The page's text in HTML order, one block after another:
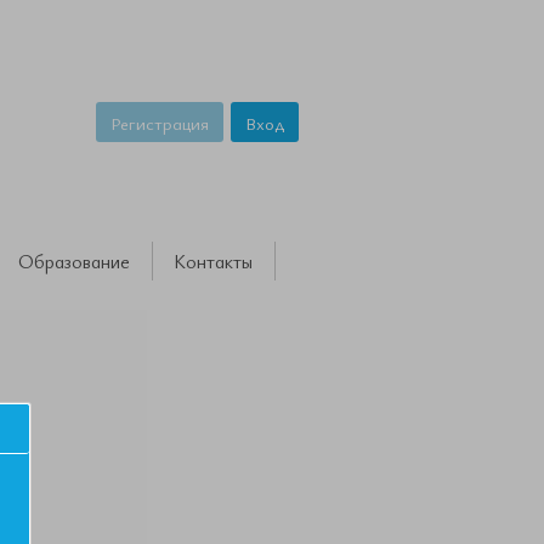
Регистрация Вход
Образование Контакты